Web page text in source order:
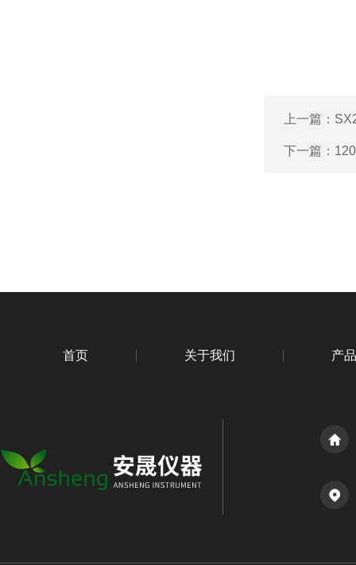
上一篇：
下一篇：
首页 关于我们 产